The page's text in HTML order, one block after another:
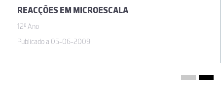
REACÇÕES EM MICROESCALA
12º Ano
Publicado a 05-06-2009